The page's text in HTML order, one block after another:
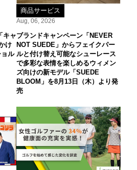
キャ
け
ル
商品サービス
Aug, 06, 2026
ブランドキャンペーン「NEVER
NOT SUEDE」からフェイクパー
ルと付け替え可能なシューレース
で多彩な表情を楽しめるウィメン
ズ向けの新モデル「SUEDE
BLOOM」を8月13日（木）より発
売